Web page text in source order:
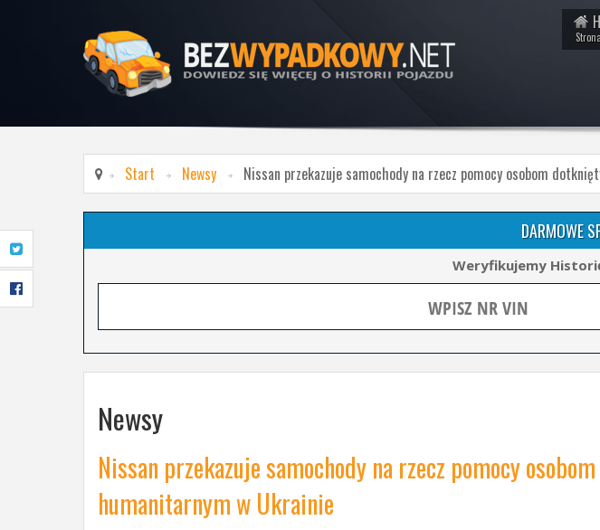
Start Newsy Nissan przekazuje samochody na rzecz pomocy osobom
DARMOWE
Weryfikujemy
Newsy
Nissan przekazuje samochody na rzecz pomocy
humanitarnym w Ukrainie